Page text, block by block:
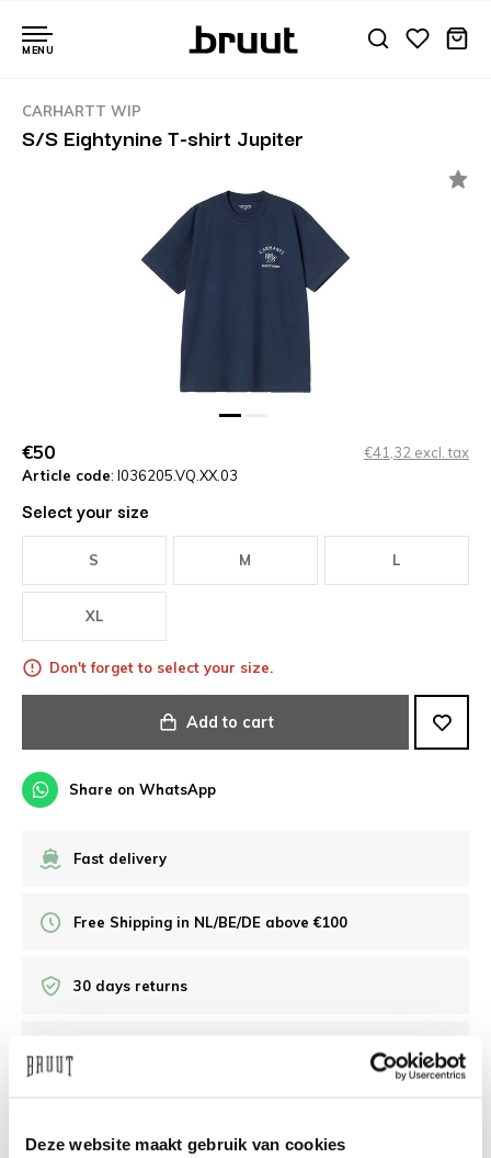
Deze website maakt gebruik van cookies
MENU
CARHARTT WIP
S/S Eightynine T-shirt Jupiter
€50
€41,32 excl. tax
Article code: I036205.VQ.XX.03
Select your size
S M L
XL
Don't forget to select your size.
Add to cart
Share on WhatsApp
Fast delivery
Free Shipping in NL/BE/DE above €100
30 days returns
Need help?We're glad to help